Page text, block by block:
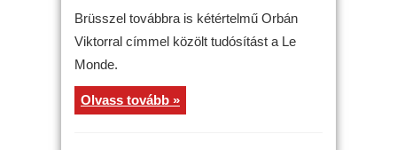
Brüsszel továbbra is kétértelmű Orbán
Viktorral címmel közölt tudósítást a Le
Monde.
Olvass tovább »